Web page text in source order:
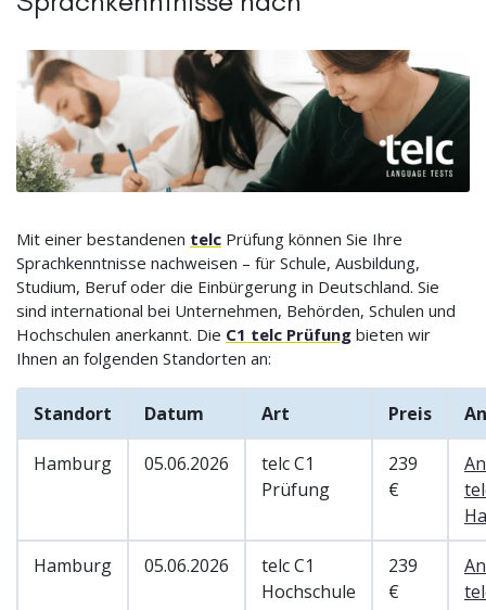
Mit einer bestandenen telc Prüfung können Sie Ihre
Sprachkenntnisse nachweisen – für Schule, Ausbildung,
Studium, Beruf oder die Einbürgerung in Deutschland. Sie
sind international bei Unternehmen, Behörden, Schulen und
Hochschulen anerkannt. Die C1 telc Prüfung bieten wir
Ihnen an folgenden Standorten an:
Standort Datum Art Preis
Hamburg 05.06.2026
telc C1
Prüfung
239
€
Hamburg 05.06.2026
telc C1
Hochschule
239
€